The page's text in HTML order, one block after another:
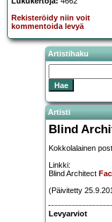
Rekisteröidy niin voit
kommentoida levyä
Artistihaku
Artisti
Blind
Kokkolalainen
Linkki:
Blind Architect
(Päivitetty
Levyarviot